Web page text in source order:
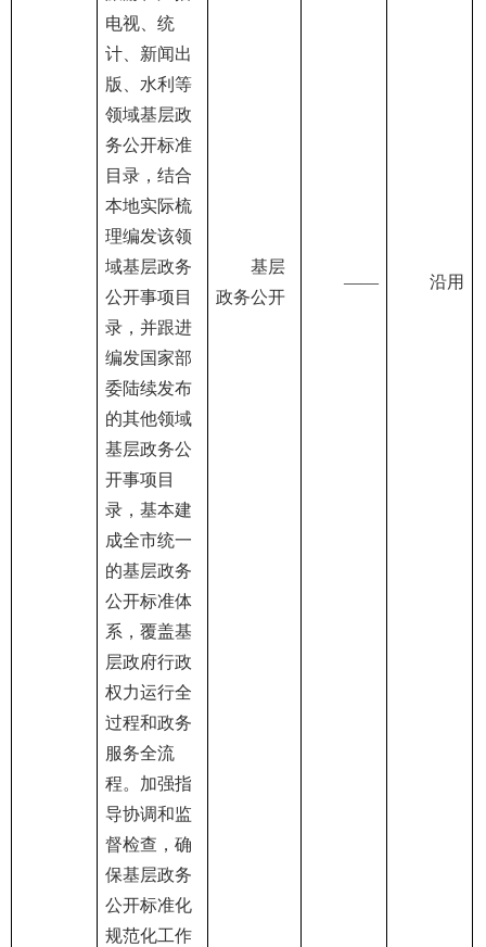
电视、统
计、新闻出
版、水利等
领域基层政
务公开标准
目录，结合
本地实际梳
理编发该领
域基层政务
公开事项目
录，并跟进
编发国家部
委陆续发布
的其他领域
基层政务公
开事项目
录，基本建
成全市统一
的基层政务
公开标准体
系，覆盖基
层政府行政
权力运行全
过程和政务
服务全流
程。加强指
导协调和监
督检查，确
保基层政务
公开标准化
规范化工作
基层
政务公开
—— 沿用